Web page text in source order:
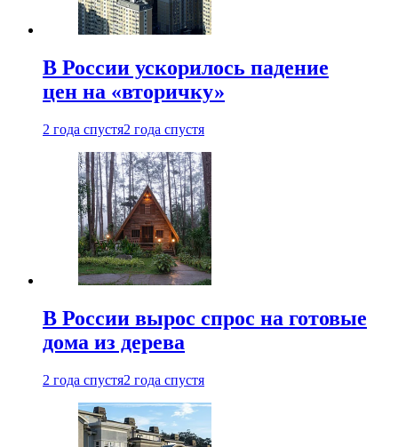
В России ускорилось падение
цен на «вторичку»
2 года спустя2 года спустя
В России вырос спрос на готовые
дома из дерева
2 года спустя2 года спустя